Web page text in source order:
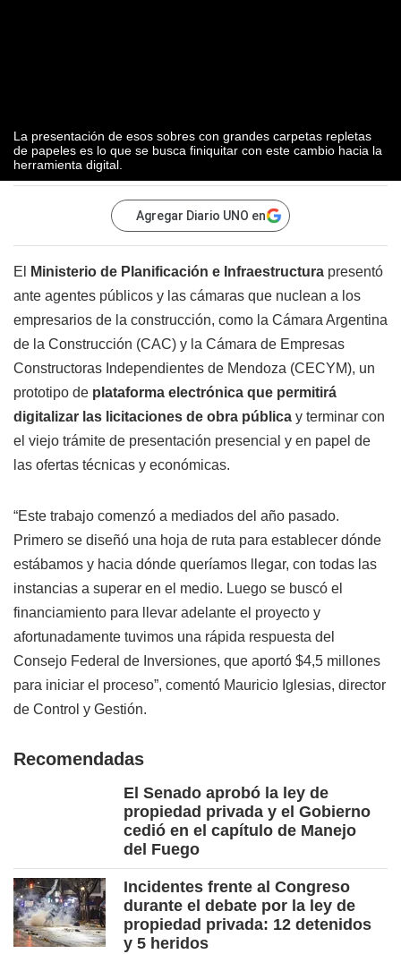
La presentación de esos sobres con grandes carpetas repletas
de papeles es lo que se busca finiquitar con este cambio hacia la
herramienta digital.
Agregar Diario UNO en
El Ministerio de Planificación e Infraestructura presentó
ante agentes públicos y las cámaras que nuclean a los
empresarios de la construcción, como la Cámara Argentina
de la Construcción (CAC) y la Cámara de Empresas
Constructoras Independientes de Mendoza (CECYM), un
prototipo de plataforma electrónica que permitirá
digitalizar las licitaciones de obra pública y terminar con
el viejo trámite de presentación presencial y en papel de
las ofertas técnicas y económicas.
“Este trabajo comenzó a mediados del año pasado.
Primero se diseñó una hoja de ruta para establecer dónde
estábamos y hacia dónde queríamos llegar, con todas las
instancias a superar en el medio. Luego se buscó el
financiamiento para llevar adelante el proyecto y
afortunadamente tuvimos una rápida respuesta del
Consejo Federal de Inversiones, que aportó $4,5 millones
para iniciar el proceso”, comentó Mauricio Iglesias, director
de Control y Gestión.
Recomendadas
El Senado aprobó la ley de
propiedad privada y el Gobierno
cedió en el capítulo de Manejo
del Fuego
Incidentes frente al Congreso
durante el debate por la ley de
propiedad privada: 12 detenidos
y 5 heridos